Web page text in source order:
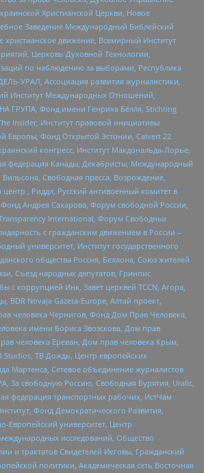
Христианской Церкви, Новое
Заведение Международный Библейский
движение, Всемирный Институт
Церковь Духовной Технологии,
по наблюдению за выборами, Республика
УРАЛ, Ассоциация развития журналистики,
Институт Международных Отношений,
ГРУПА, Фонд имени Генриха Бёлля, Stichting
Insider, Институт правовой инициативы
Европы, Фонд Открытой Эстонии, Calvert 22
конгресс, Институт Макдональда-Лорье,
федерация Канады, Декабристы, Международный
Свободная пресса, Возрождение,
, Риддл, Русский антивоенный комитет в
Андрея Сахарова, Форум свободной России,
International, Форум Свободных
с гражданским движением в России –
университет, Институт государственного
общества Россия, Беллона, Союз жителей
Съезд народных депутатов, Гринпис
с коррупцией Инк, Завет церквей TCCN, Агора,
BDR Novaja Gazeta-Europe, Алтай проект,
человека Чернигов, Фонд Дом Прав Человека,
имени Бориса Звозскова, Дом прав
человека Ереван, Дом прав человека Крым,
Studios, ТВ Дождь, Центр европейских
Мартенса, Сетевое объединение журналистов
За свободную Россию, Свободная Бурятия, Uralic,
федерация транспортных рабочих, ИстЧам
Фонд Демократического Развития,
Европейский университет, Центр
исследований, Общество
и трактатов Свидетелей Иеговы, Гражданский
политики, Академическая сеть Восточная